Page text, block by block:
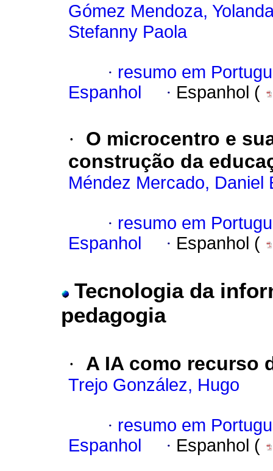
Gómez Mendoza,
Stefanny Paola
· resumo em
Espanhol
· Espanhol (
·
O microcentro e
construção da
Méndez Mercado, Daniel
· resumo em
Espanhol
· Espanhol (
Tecnologia da
pedagogia
· A IA como recurso
Trejo González, Hugo
· resumo em
Espanhol
· Espanhol (